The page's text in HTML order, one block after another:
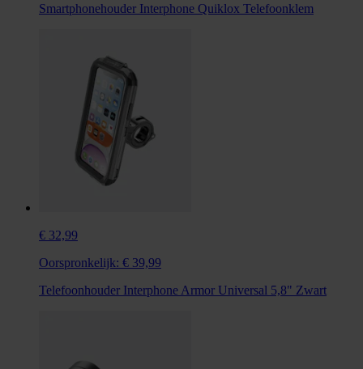
Smartphonehouder Interphone Quiklox Telefoonklem
€ 32,99
Oorspronkelijk: € 39,99
Telefoonhouder Interphone Armor Universal 5,8" Zwart